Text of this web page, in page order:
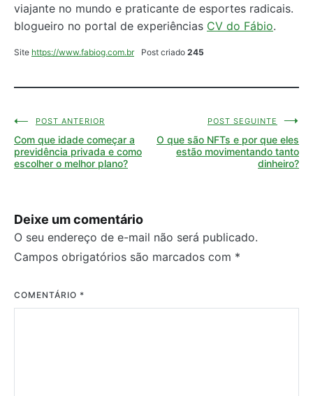
viajante no mundo e praticante de esportes radicais.
blogueiro no portal de experiências CV do Fábio.
Site https://www.fabiog.com.br Post criado 245
Navegação
de
POST ANTERIOR
Com que idade começar a
previdência privada e como
escolher o melhor plano?
POST SEGUINTE
O que são NFTs e por que eles
estão movimentando tanto
dinheiro?
Deixe um comentário
O seu endereço de e-mail não será publicado.
Campos obrigatórios são marcados com *
COMENTÁRIO *